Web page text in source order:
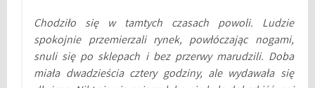
Chodziło się w tamtych czasach powoli. Ludzie
spokojnie przemierzali rynek, powłóczając nogami,
snuli się po sklepach i bez przerwy marudzili. Doba
miała dwadzieścia cztery godziny, ale wydawała się